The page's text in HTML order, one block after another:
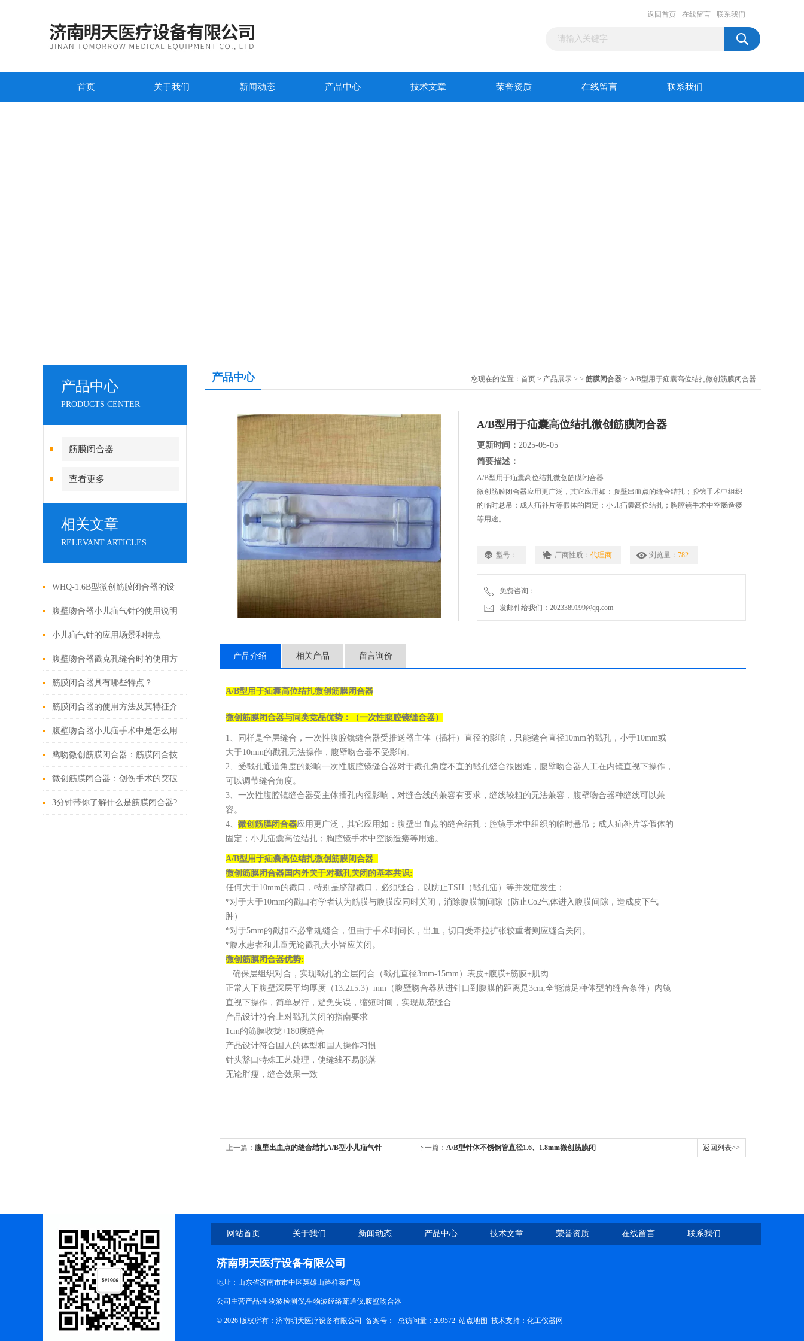
返回首页 在线留言 联系我们
首页 关于我们 新闻动态 产品中心 技术文章 荣誉资质 在线留言 联系我们
产品中心
PRODUCTS CENTER
筋膜闭合器
查看更多
相关文章
RELEVANT ARTICLES
WHQ-1.6B型微创筋膜闭合器的设
计原理与应用
腹壁吻合器小儿疝气针的使用说明
小儿疝气针的应用场景和特点
腹壁吻合器戳克孔缝合时的使用方
法
筋膜闭合器具有哪些特点？
筋膜闭合器的使用方法及其特征介
绍
腹壁吻合器小儿疝手术中是怎么用
的
鹰吻微创筋膜闭合器：筋膜闭合技
术大突破
微创筋膜闭合器：创伤手术的突破
性进展
3分钟带你了解什么是筋膜闭合器?
产品中心 您现在的位置： 首页 > 产品展示 > > 筋膜闭合器 > A/B型用于疝囊高位结扎微创筋膜闭合器
A/B型用于疝囊高位结扎微创筋膜闭合器
更新时间： 2025-05-05
简要描述：
A/B型用于疝囊高位结扎微创筋膜闭合器
微创筋膜闭合器应用更广泛，其它应用如：腹壁出血点的缝合结扎；腔镜手术中组织
的临时悬吊；成人疝补片等假体的固定；小儿疝囊高位结扎；胸腔镜手术中空肠造瘘
等用途。
型号： 厂商性质： 代理商 浏览量： 782
免费咨询：
发邮件给我们：2023389199@qq.com
产品介绍 相关产品 留言询价
A/B型用于疝囊高位结扎微创筋膜闭合器
微创筋膜闭合器与同类竞品优势：（一次性腹腔镜缝合器）
1、同样是全层缝合，一次性腹腔镜缝合器受推送器主体（插杆）直径的影响，只能缝合直径10mm的戳孔，小于10mm或
大于10mm的戳孔无法操作，腹壁吻合器不受影响。
2、受戳孔通道角度的影响一次性腹腔镜缝合器对于戳孔角度不直的戳孔缝合很困难，腹壁吻合器人工在内镜直视下操作，
可以调节缝合角度。
3、一次性腹腔镜缝合器受主体插孔内径影响，对缝合线的兼容有要求，缝线较粗的无法兼容，腹壁吻合器种缝线可以兼
容。
4、 微创筋膜闭合器应用更广泛，其它应用如：腹壁出血点的缝合结扎；腔镜手术中组织的临时悬吊；成人疝补片等假体的
固定；小儿疝囊高位结扎；胸腔镜手术中空肠造瘘等用途。
A/B型用于疝囊高位结扎微创筋膜闭合器
微创筋膜闭合器国内外关于对戳孔关闭的基本共识:
任何大于10mm的戳口，特别是脐部戳口，必须缝合，以防止TSH（戳孔疝）等并发症发生；
*对于大于10mm的戳口有学者认为筋膜与腹膜应同时关闭，消除腹膜前间隙（防止Co2气体进入腹膜间隙，造成皮下气
肿）
*对于5mm的戳扣不必常规缝合，但由于手术时间长，出血，切口受牵拉扩张较重者则应缝合关闭。
*腹水患者和儿童无论戳孔大小皆应关闭。
微创筋膜闭合器优势:
确保层组织对合，实现戳孔的全层闭合（戳孔直径3mm-15mm）表皮+腹膜+筋膜+肌肉
正常人下腹壁深层平均厚度（13.2±5.3）mm（腹壁吻合器从进针口到腹膜的距离是3cm,全能满足种体型的缝合条件）内镜
直视下操作，简单易行，避免失误，缩短时间，实现规范缝合
产品设计符合上对戳孔关闭的指南要求
1cm的筋膜收拢+180度缝合
产品设计符合国人的体型和国人操作习惯
针头豁口特殊工艺处理，使缝线不易脱落
无论胖瘦，缝合效果一致
上一篇： 腹壁出血点的缝合结扎A/B型小儿疝气针 下一篇： A/B型针体不锈钢管直径1.6、1.8mm微创筋膜闭 返回列表>>
网站首页 关于我们 新闻动态 产品中心 技术文章 荣誉资质 在线留言 联系我们
济南明天医疗设备有限公司
地址：山东省济南市市中区英雄山路祥泰广场
公司主营产品:生物波检测仪,生物波经络疏通仪,腹壁吻合器
© 2026 版权所有：济南明天医疗设备有限公司 备案号： 总访问量：209572 站点地图 技术支持： 化工仪器网